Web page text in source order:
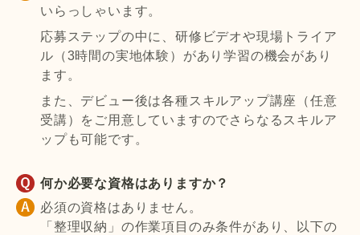
いらっしゃいます。
応募ステップの中に、研修ビデオや現場トライア
ル（3時間の実地体験）があり学習の機会があり
ます。
また、デビュー後は各種スキルアップ講座（任意
受講）をご用意していますのでさらなるスキルア
ップも可能です。
何か必要な資格はありますか？
必須の資格はありません。
「整理収納」の作業項目のみ条件があり、以下の